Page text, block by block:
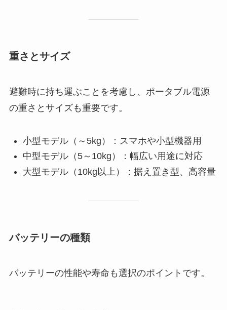
重さとサイズ
避難時に持ち運ぶことを考慮し、ポータブル電源
の重さとサイズも重要です。
小型モデル（～5kg）：スマホや小型機器用
中型モデル（5～10kg）：幅広い用途に対応
大型モデル（10kg以上）：据え置き型、高容量
バッテリーの種類
バッテリーの性能や寿命も選択のポイントです。